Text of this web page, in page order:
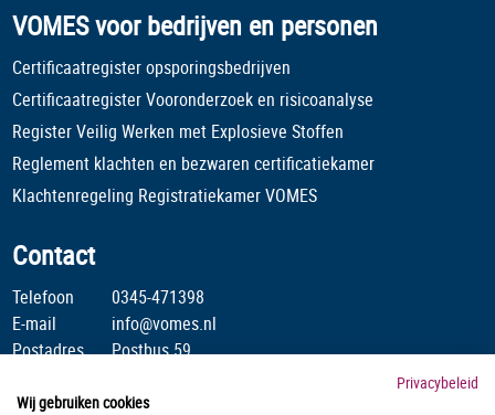
VOMES voor bedrijven en personen
Certificaatregister opsporingsbedrijven
Certificaatregister Vooronderzoek en risicoanalyse
Register Veilig Werken met Explosieve Stoffen
Reglement klachten en bezwaren certificatiekamer
Klachtenregeling Registratiekamer VOMES
Contact
Telefoon
0345-471398
E-mail
info@vomes.nl
Postadres
Postbus 59
Privacybeleid
Wij gebruiken cookies